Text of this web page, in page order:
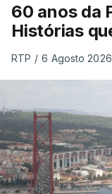
60 anos da
Histórias
RTP / 6 Agosto